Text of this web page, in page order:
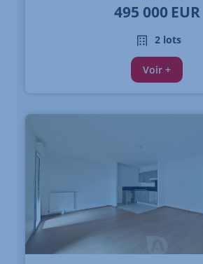
495 000 EUR
2 lots
Voir +